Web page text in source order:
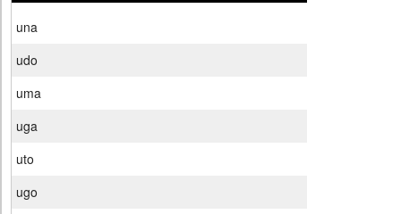
una
udo
uma
uga
uto
ugo